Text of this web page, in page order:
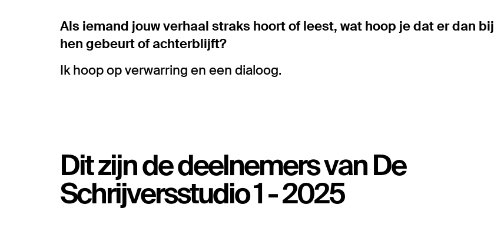
Als iemand jouw verhaal straks hoort of leest, wat hoop je dat er dan bij
hen gebeurt of achterblijft?
Ik hoop op verwarring en een dialoog.
Dit zijn de deelnemers van De
Schrijversstudio 1 - 2025